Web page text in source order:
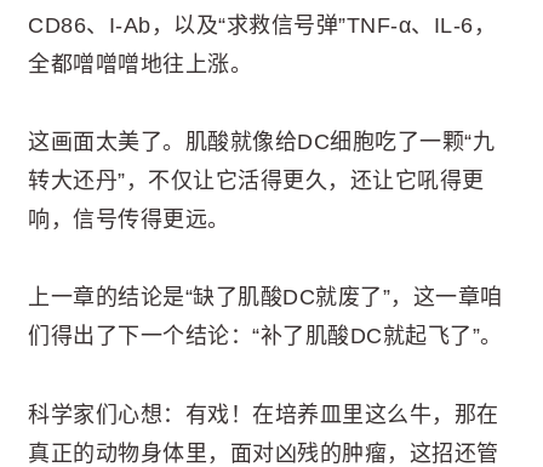
CD86、I-Ab，以及“求救信号弹”TNF-α、IL-6，
全都噌噌噌地往上涨。
这画面太美了。肌酸就像给DC细胞吃了一颗“九
转大还丹”，不仅让它活得更久，还让它吼得更
响，信号传得更远。
上一章的结论是“缺了肌酸DC就废了”，这一章咱
们得出了下一个结论：“补了肌酸DC就起飞了”。
科学家们心想：有戏！在培养皿里这么牛，那在
真正的动物身体里，面对凶残的肿瘤，这招还管